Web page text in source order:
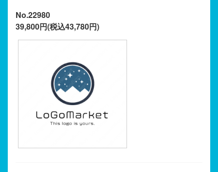
No.22980
39,800円(税込43,780円)